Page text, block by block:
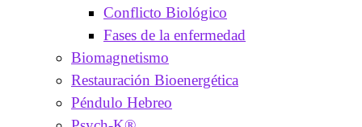
Conflicto Biológico
Fases de la enfermedad
Biomagnetismo
Restauración Bioenergética
Péndulo Hebreo